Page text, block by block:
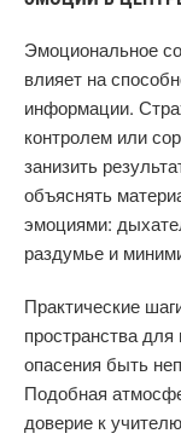
Эмоциональное
влияет на
информации.
контролем или
занизить
объяснять
эмоциями:
раздумье и
Практические
пространства
опасения быть
Подобная
доверие к